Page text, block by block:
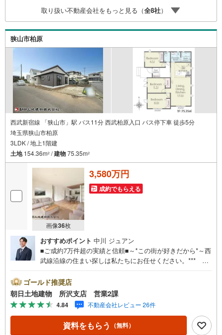
～19:00 この時間はお電話でのお問合わせがスムーズです
5.お子様連れでおこしくださいキッズスペース、授乳室、
オムツ替えベッド、アンパンマンジュースをご用意してお
ります。ご見学ご希望の方は、右上の“室内・現地を見学す
る（無料）をボタンからご予約ください。
取り扱い不動産会社をもっと見る（全8社）
狭山市柏原
西武新宿線 「狭山市」駅 バス11分 西武柏原入口 バス停下車 徒歩5分
埼玉県狭山市柏原
3LDK / 地上1階建
土地154.36m2 /建物75.35m2
画像36枚
3,580万円
成約でもらえる
おすすめポイント 中川 ジュアン
■ご成約7万件超の実績と信頼■～*この街が好きだから*～西
武線沿線の住まい探しは私たちにお任せください。*** 住
玉・神奈川に展開。豊富な取引データと現場経験をもと
に、お客様一人ひとりに最適なご提案を行っています。
「住宅ローンが不安」「自己資金が少ないけれど購入でき
る？」「住み替えの進め方が分からない」など、購入・売
却に関するお悩みにも有資格スタッフが丁寧に対応。資金
計画の立案から契約・お引渡しまで一貫してサポートいた
ゴールド推奨店
朝日土地建物 所沢支店 営業2課
4.84 不動産会社レビュー 26件
資料をもらう （無料）